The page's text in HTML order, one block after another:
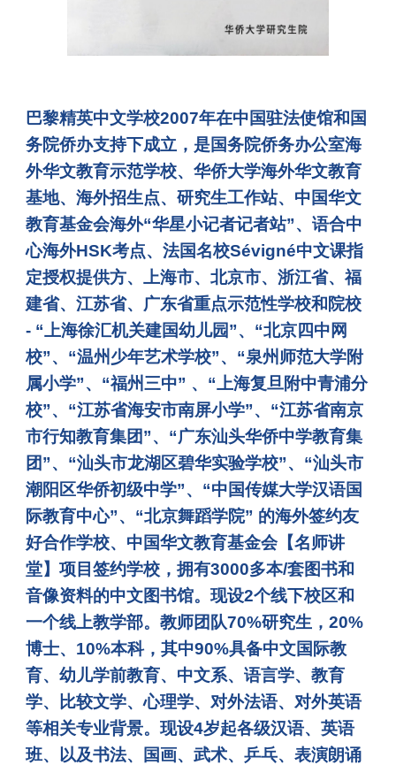
巴黎精英中文学校2007年在中国驻法使馆和国
务院侨办支持下成立，是国务院侨务办公室海
外华文教育示范学校、华侨大学海外华文教育
基地、海外招生点、研究生工作站、中国华文
教育基金会海外“华星小记者记者站”、语合中
心海外HSK考点、法国名校Sévigné中文课指
定授权提供方、上海市、北京市、浙江省、福
建省、江苏省、广东省重点示范性学校和院校
- “上海徐汇机关建国幼儿园”、“北京四中网
校”、“温州少年艺术学校”、“泉州师范大学附
属小学”、“福州三中” 、“上海复旦附中青浦分
校”、“江苏省海安市南屏小学”、 “江苏省南京
市行知教育集团”、 “广东汕头华侨中学教育集
团”、“汕头市龙湖区碧华实验学校”、“汕头市
潮阳区华侨初级中学”、“中国传媒大学汉语国
际教育中心”、“北京舞蹈学院” 的海外签约友
好合作学校、中国华文教育基金会【名师讲
堂】项目签约学校，拥有3000多本/套图书和
音像资料的中文图书馆。现设2个线下校区和
一个线上教学部。教师团队70%研究生，20%
博士、10%本科，其中90%具备中文国际教
育、幼儿学前教育、中文系、语言学、教育
学、比较文学、心理学、对外法语、对外英语
等相关专业背景。现设4岁起各级汉语、英语
班、以及书法、国画、武术、乒乓、表演朗诵